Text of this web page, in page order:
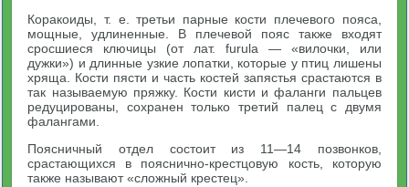
Коракоиды, т. е. третьи парные кости плечевого пояса,
мощные, удлиненные. В плечевой пояс также входят
сросшиеся ключицы (от лат. furula — «вилочки, или
дужки») и длинные узкие лопатки, которые у птиц лишены
хряща. Кости пясти и часть костей запястья срастаются в
так называемую пряжку. Кости кисти и фаланги пальцев
редуцированы, сохранен только третий палец с двумя
фалангами.
Поясничный отдел состоит из 11—14 позвонков,
срастающихся в пояснично-крестцовую кость, которую
также называют «сложный крестец».